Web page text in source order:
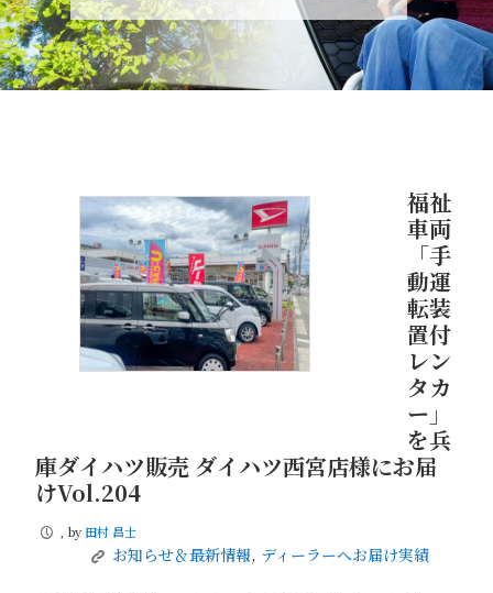
福祉
車両
「手
動運
転装
置付
レン
タカ
ー」
を兵
庫ダイハツ販売 ダイハツ西宮店様にお届
けVol.204
P , by 田村 昌士
K お知らせ＆最新情報, ディーラーへお届け実績